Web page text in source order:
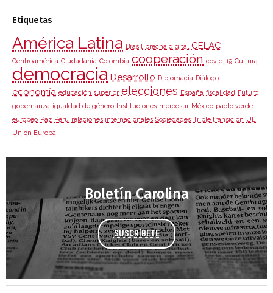
Etiquetas
América Latina Brasil brecha digital CELAC
Centroamérica Ciudadanía Colombia cooperación covid-19 Cultura
democracia Desarrollo Diplomacia Diálogo
economía educación superior elecciones España fiscalidad Futuro
gobernanza igualdad de género Instituciones mercosur México pacto verde
europeo Paz Perú relaciones internacionales Sociedades Triple transición UE
Unión Europa
Boletín Carolina
SUSCRÍBETE